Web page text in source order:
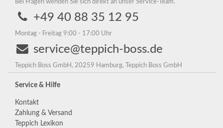
Bei Fragen wenden Sie sich direkt an unser Service-Team.
+49 40 88 35 12 95
Montag - Freitag 9:00 - 17:00 Uhr
service@teppich-boss.de
Teppich Boss GmbH, 20259 Hamburg, Teppich Boss GmbH
Service & Hilfe
Kontakt
Zahlung & Versand
Teppich Lexikon